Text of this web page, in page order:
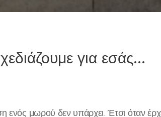
για εσάς...
ενός μωρού δεν υπάρχει. Έτσι όταν